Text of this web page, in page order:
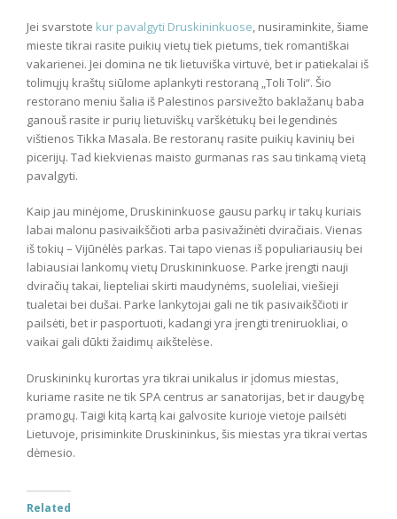
Jei svarstote kur pavalgyti Druskininkuose, nusiraminkite, šiame
mieste tikrai rasite puikių vietų tiek pietums, tiek romantiškai
vakarienei. Jei domina ne tik lietuviška virtuvė, bet ir patiekalai iš
tolimųjų kraštų siūlome aplankyti restoraną „Toli Toli“. Šio
restorano meniu šalia iš Palestinos parsivežto baklažanų baba
ganouš rasite ir purių lietuviškų varškėtukų bei legendinės
vištienos Tikka Masala. Be restoranų rasite puikių kavinių bei
picerijų. Tad kiekvienas maisto gurmanas ras sau tinkamą vietą
pavalgyti.
Kaip jau minėjome, Druskininkuose gausu parkų ir takų kuriais
labai malonu pasivaikščioti arba pasivažinėti dviračiais. Vienas
iš tokių – Vijūnėlės parkas. Tai tapo vienas iš populiariausių bei
labiausiai lankomų vietų Druskininkuose. Parke įrengti nauji
dviračių takai, liepteliai skirti maudynėms, suoleliai, viešieji
tualetai bei dušai. Parke lankytojai gali ne tik pasivaikščioti ir
pailsėti, bet ir pasportuoti, kadangi yra įrengti treniruokliai, o
vaikai gali dūkti žaidimų aikštelėse.
Druskininkų kurortas yra tikrai unikalus ir įdomus miestas,
kuriame rasite ne tik SPA centrus ar sanatorijas, bet ir daugybę
pramogų. Taigi kitą kartą kai galvosite kurioje vietoje pailsėti
Lietuvoje, prisiminkite Druskininkus, šis miestas yra tikrai vertas
dėmesio.
Related